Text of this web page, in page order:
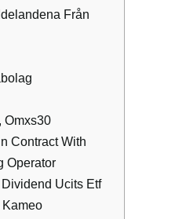
Från
Omxs30
Contract With
Operator
Ucits Etf
Kameo